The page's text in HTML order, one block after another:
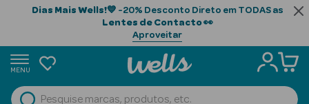
Dias Mais Wells!💙 -20% Desconto Direto em TODAS as
Lentes de Contacto👀
Aproveitar
MENU